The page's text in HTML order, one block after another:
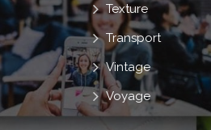
Texture
Transport
Vintage
Voyage